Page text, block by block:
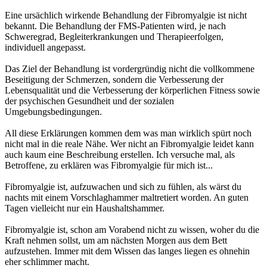
Eine ursächlich wirkende Behandlung der Fibromyalgie ist nicht
bekannt. Die Behandlung der FMS-Patienten wird, je nach
Schweregrad, Begleiterkrankungen und Therapieerfolgen,
individuell angepasst.
Das Ziel der Behandlung ist vordergründig nicht die vollkommene
Beseitigung der Schmerzen, sondern die Verbesserung der
Lebensqualität und die Verbesserung der körperlichen Fitness sowie
der psychischen Gesundheit und der sozialen
Umgebungsbedingungen.
All diese Erklärungen kommen dem was man wirklich spürt noch
nicht mal in die reale Nähe. Wer nicht an Fibromyalgie leidet kann
auch kaum eine Beschreibung erstellen. Ich versuche mal, als
Betroffene, zu erklären was Fibromyalgie für mich ist...
Fibromyalgie ist, aufzuwachen und sich zu fühlen, als wärst du
nachts mit einem Vorschlaghammer maltretiert worden. An guten
Tagen vielleicht nur ein Haushaltshammer.
Fibromyalgie ist, schon am Vorabend nicht zu wissen, woher du die
Kraft nehmen sollst, um am nächsten Morgen aus dem Bett
aufzustehen. Immer mit dem Wissen das langes liegen es ohnehin
eher schlimmer macht.